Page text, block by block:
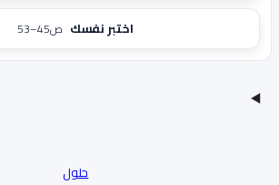
اختبر نفسك ص45–53
حلول